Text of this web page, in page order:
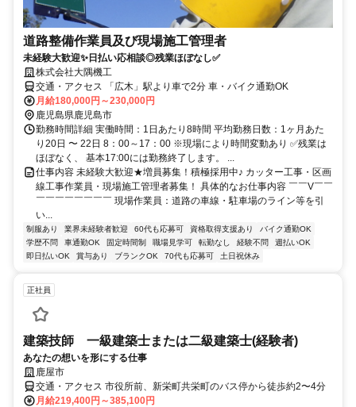
道路整備作業員及び現場施工管理者
未経験大歓迎✨日払い応相談◎残業ほぼなし✅
株式会社大隅機工
交通・アクセス 「広木」駅より車で2分 車・バイク通勤OK
月給180,000円～230,000円
鹿児島県鹿児島市
勤務時間詳細 実働時間：1日あたり8時間 平均勤務日数：1ヶ月あた
り20日 〜 22日 8：00～17：00 ※現場により時間変動あり ✅残業は
ほぼなく、 基本17:00には勤務終了します。 ...
仕事内容 未経験大歓迎★増員募集！積極採用中♪ カッター工事・区画
線工事作業員・現場施工管理者募集！ 具体的なお仕事内容 ￣￣V￣￣
￣￣￣￣￣￣￣￣ 現場作業員：道路の車線・駐車場のライン等を引
い...
制服あり 業界未経験者歓迎 60代も応募可 資格取得支援あり
バイク通勤OK
学歴不問
車通勤OK 固定時間制 職場見学可 転勤なし 経験不問
週払いOK
即日払いOK
賞与あり ブランクOK 70代も応募可 土日祝休み
正社員
建築技師 一級建築士または二級建築士(経験者)
あなたの想いを形にする仕事
鹿屋市
交通・アクセス 市役所前、新栄町共栄町のバス停から徒歩約2〜4分
月給219,400円～385,100円